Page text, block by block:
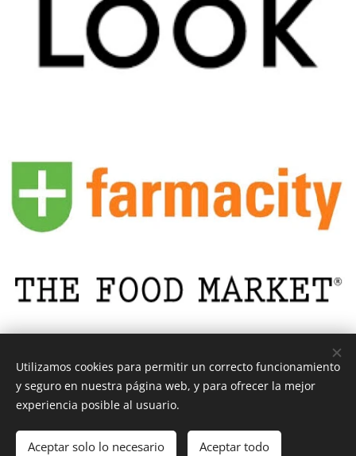
Buenos Aires, 1428 -Argentina
Utilizamos cookies para permitir un correcto funcionamiento
y seguro en nuestra página web, y para ofrecer la mejor
experiencia posible al usuario.
Aceptar solo lo necesario Aceptar todo